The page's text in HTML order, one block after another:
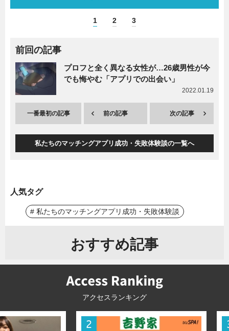
1 2 3
前回の記事
プロフと全く異なる女性が…26歳男性が今
でも悔やむ「アプリでの出会い」
2022.01.19
一番最初の記事 前の記事 次の記事
私たちのマッチングアプリ成功・失敗体験談の一覧へ
人気タグ
# 私たちのマッチングアプリ成功・失敗体験談
おすすめ記事
アクセスランキング